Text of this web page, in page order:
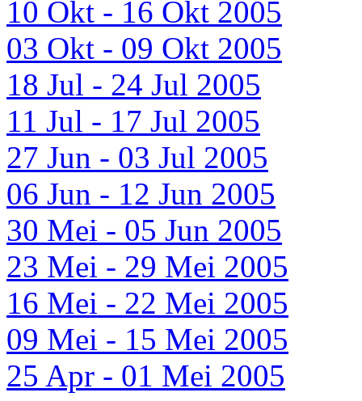
10 Okt - 16 Okt 2005
03 Okt - 09 Okt 2005
18 Jul - 24 Jul 2005
11 Jul - 17 Jul 2005
27 Jun - 03 Jul 2005
06 Jun - 12 Jun 2005
30 Mei - 05 Jun 2005
23 Mei - 29 Mei 2005
16 Mei - 22 Mei 2005
09 Mei - 15 Mei 2005
25 Apr - 01 Mei 2005